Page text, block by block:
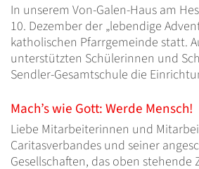
In unserem Von-Galen-Haus am
10. Dezember der „lebendige
katholischen Pfarrgemeinde statt.
unterstützten Schülerinnen und
Sendler-Gesamtschule die
Mach’s wie Gott: Werde Mensch!
Liebe Mitarbeiterinnen und
Caritasverbandes und seiner
Gesellschaften, das oben stehende